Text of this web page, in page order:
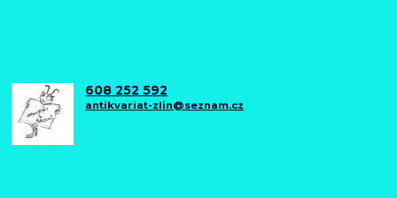
608 252 592
antikvariat-zlin@seznam.cz